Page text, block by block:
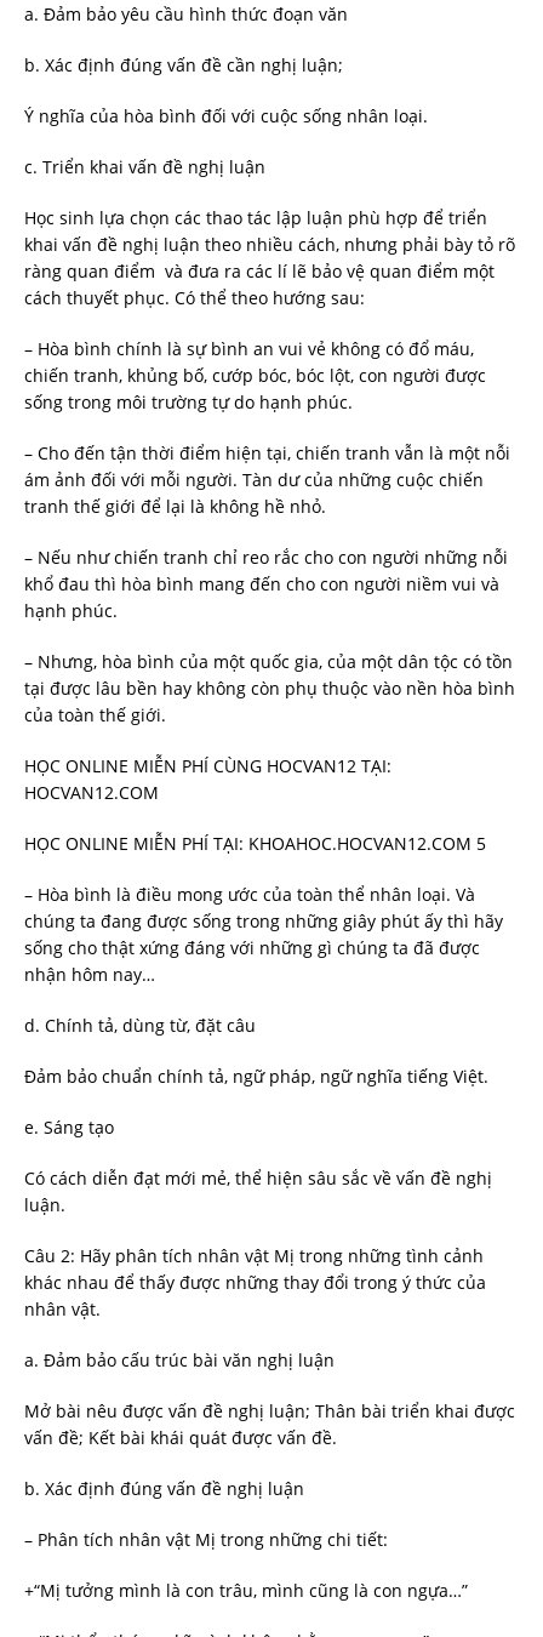
a. Đảm bảo yêu cầu hình thức đoạn văn
b. Xác định đúng vấn đề cần nghị luận;
Ý nghĩa của hòa bình đối với cuộc sống nhân loại.
c. Triển khai vấn đề nghị luận
Học sinh lựa chọn các thao tác lập luận phù hợp để triển
khai vấn đề nghị luận theo nhiều cách, nhưng phải bày tỏ rõ
ràng quan điểm và đưa ra các lí lẽ bảo vệ quan điểm một
cách thuyết phục. Có thể theo hướng sau:
– Hòa bình chính là sự bình an vui vẻ không có đổ máu,
chiến tranh, khủng bố, cướp bóc, bóc lột, con người được
sống trong môi trường tự do hạnh phúc.
– Cho đến tận thời điểm hiện tại, chiến tranh vẫn là một nỗi
ám ảnh đối với mỗi người. Tàn dư của những cuộc chiến
tranh thế giới để lại là không hề nhỏ.
– Nếu như chiến tranh chỉ reo rắc cho con người những nỗi
khổ đau thì hòa bình mang đến cho con người niềm vui và
hạnh phúc.
– Nhưng, hòa bình của một quốc gia, của một dân tộc có tồn
tại được lâu bền hay không còn phụ thuộc vào nền hòa bình
của toàn thế giới.
HỌC ONLINE MIỄN PHÍ CÙNG HOCVAN12 TẠI:
HOCVAN12.COM
HỌC ONLINE MIỄN PHÍ TẠI: KHOAHOC.HOCVAN12.COM 5
– Hòa bình là điều mong ước của toàn thể nhân loại. Và
chúng ta đang được sống trong những giây phút ấy thì hãy
sống cho thật xứng đáng với những gì chúng ta đã được
nhận hôm nay…
d. Chính tả, dùng từ, đặt câu
Đảm bảo chuẩn chính tả, ngữ pháp, ngữ nghĩa tiếng Việt.
e. Sáng tạo
Có cách diễn đạt mới mẻ, thể hiện sâu sắc về vấn đề nghị
luận.
Câu 2: Hãy phân tích nhân vật Mị trong những tình cảnh
khác nhau để thấy được những thay đổi trong ý thức của
nhân vật.
a. Đảm bảo cấu trúc bài văn nghị luận
Mở bài nêu được vấn đề nghị luận; Thân bài triển khai được
vấn đề; Kết bài khái quát được vấn đề.
b. Xác định đúng vấn đề nghị luận
– Phân tích nhân vật Mị trong những chi tiết:
+“Mị tưởng mình là con trâu, mình cũng là con ngựa…”